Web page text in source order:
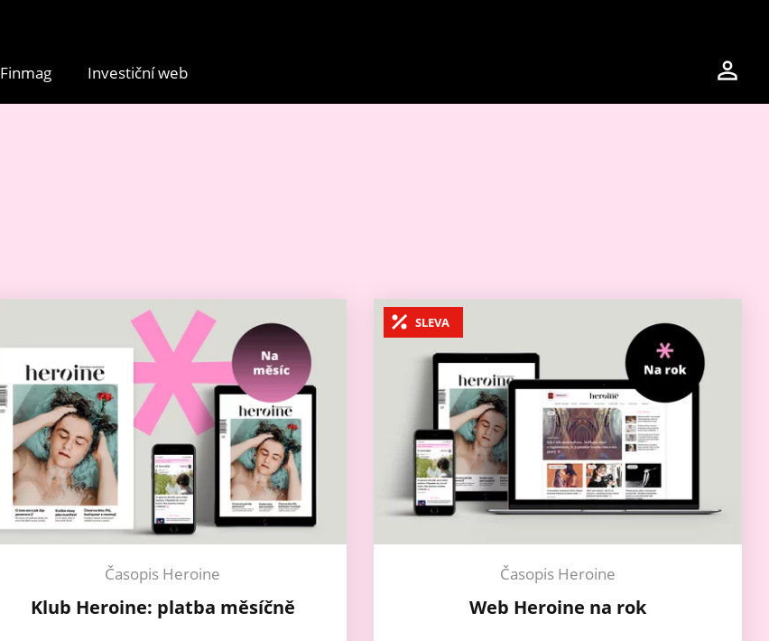
Finmag Investiční web
Časopis Heroine
Klub Heroine: platba měsíčně
SLEVA
Časopis Heroine
Web Heroine na rok